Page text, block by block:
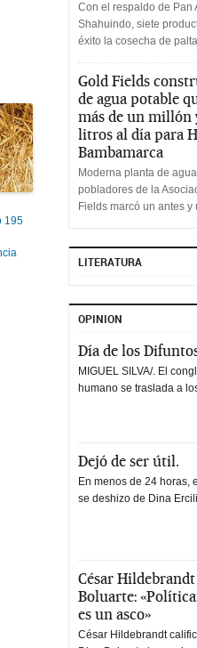
195
Con el respaldo de Pan
Shahuindo, siete
éxito la cosecha de
Gold Fields
de agua potable
más de un millón
litros al día para
Bambamarca
Moderna planta de
pobladores de la
Fields marcó un antes y
LITERATURA
OPINION
Día de los
MIGUEL SILVA/. El
humano se traslada a
Dejó de ser útil.
En menos de 24 horas,
se deshizo de Dina
César
Boluarte:
es un asco»
César Hildebrandt